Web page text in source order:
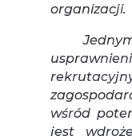
organizacji.
wśród
jest